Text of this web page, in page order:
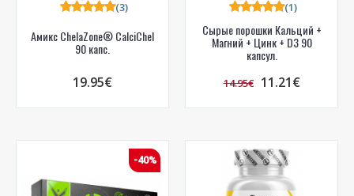
Амикс ChelaZone® CalciChel
90 капс.
(3)
19.95€
Сырые порошки Кальций +
Магний + Цинк + D3 90
капсул.
(1)
14.95€ 11.21€
-40%